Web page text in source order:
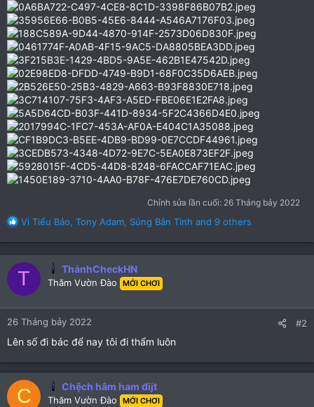
Chỉnh sửa lần cuối: 26 Tháng bảy 2022
R
c
t
o
n
s
Vi Tiểu Bảo, Tony Adam, Súng Bắn Tinh and 9 others
T ThánhCheckHN
Thăm Vườn Đào MỚI CHƠI
26 Tháng bảy 2022 #2
Lên số đi bác để nay tôi đi thẩm luôn
C Chệch hâm ham đijt
Thăm Vườn Đào MỚI CHƠI